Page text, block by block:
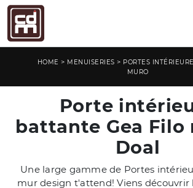
HOME > MENUISERIES > PORTES
MURO
Porte
battante Gea Filo
Doal
Une large gamme de Portes
mur design t'attend! Viens découvrir